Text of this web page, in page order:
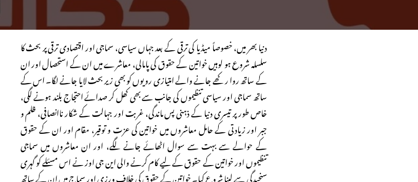
دنیا بھر میں، خصوصاً میڈیا کی ترقی کے بعد جہاں سیاسی، سماجی اور اقتصادی ترقی پر بحث کا
سلسلہ شروع ہو لوہیں خواتین کے حقوق کی پامالی، معاشرے میں ان کے استحصال اور ان
کے ساتھ روا رکھے جانے والے امتیازی رویوں کو بھی زیر بحث لایا جانے لگا۔ اس کے
ساتھ سماجی اور سیاسی تنظیموں کی جانب سے بھی کھل کر صدائے احتجاج بلند ہونے لگی،
خاص طور پر تیسری دنیا کے ذہنی پس ماندگی، غربت اور جہالت کے شکار ناانصافی، ظلم و
جبر اور زیادتی کے حامل معاشروں میں خواتین کی عزت و توقیر، مقام اور ان کے حقوق
کے حوالے سے بہت سے سوال اٹھائے جانے لگے، اور ان معاشروں میں سماجی
تنظیموں اور خواتین کے حقوق کے لیے کام کرنے والی این جی اوز نے اس مسئلے کو گہری
سنجیدگی سے لینا شروع کیا۔ خواتین کے حقوق کی خلاف ورزی اور سماج میں ان کے ساتھ